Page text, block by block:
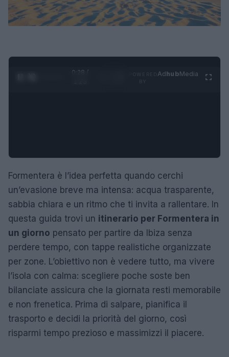
0:29 /
AdhubMedia
Formentera è l’idea perfetta quando cerchi
un’evasione breve ma intensa: acqua trasparente,
sabbia chiara e un ritmo che ti invita a rallentare. In
questa guida trovi un itinerario per Formentera in
un giorno pensato per partire da Ibiza senza
perdere tempo, con tappe realistiche organizzate
per zone. L’obiettivo non è vedere tutto, ma vivere
l’isola con calma: scegliere poche soste ben
bilanciate assicura che la giornata resti memorabile
e non frenetica. Prima di salpare, pianifica il
trasporto e decidi la priorità del giorno, così
risparmi tempo prezioso e massimizzi il piacere.